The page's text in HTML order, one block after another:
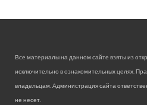
Все материалы на данном сайте взяты из
исключительно в ознакомительных целях.
владельцам. Администрация сайта
не несет.